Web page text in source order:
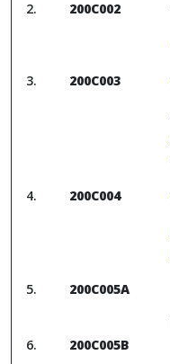
200C002
200C003
200C004
200C005A
200C005B